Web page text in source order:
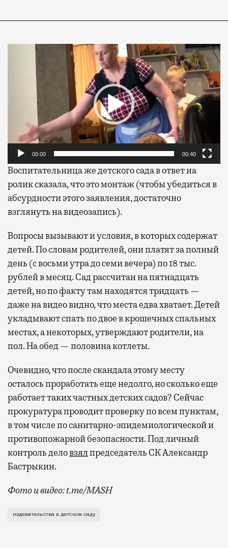
Видеоплеер
00:00 00:40
Воспитательница же детского сада в ответ на
ролик сказала, что это монтаж (чтобы убедиться в
абсурдности этого заявления, достаточно
взглянуть на видеозапись).
Вопросы вызывают и условия, в которых содержат
детей. По словам родителей, они платят за полный
день (с восьми утра до семи вечера) по 18 тыс.
рублей в месяц. Сад рассчитан на пятнадцать
детей, но по факту там находятся тридцать —
даже на видео видно, что места едва хватает. Детей
укладывают спать по двое в крошечных спальных
местах, а некоторых, утверждают родители, на
пол. На обед — половина котлеты.
Очевидно, что после скандала этому месту
осталось проработать еще недолго, но сколько еще
работает таких частных детских садов? Сейчас
прокуратура проводит проверку по всем пунктам,
в том числе по санитарно-эпидемиологической и
противопожарной безопасности. Под личный
контроль деловзялпредседатель СК Александр
Бастрыкин.
Фото и видео: t.me/MASH
О жуткой истории, случившейся на прошлой
издевательства в детском саду